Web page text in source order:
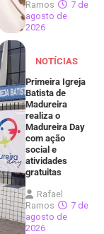
Ramos
7 de
agosto de
2026
NOTÍCIAS
Primeira Igreja
Batista de
Madureira
realiza o
Madureira Day
com ação
social e
atividades
gratuitas
Rafael
Ramos
7 de
agosto de
2026